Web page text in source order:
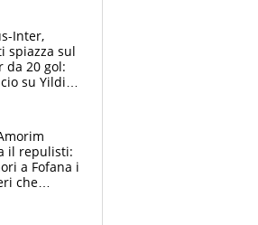
Inter,
spiazza sul
da 20 gol:
su Yildiz
il repulisti:
a Fofana i
che